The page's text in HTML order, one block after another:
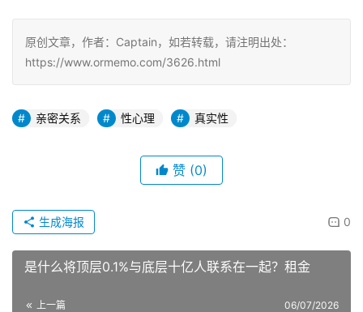
原创文章，作者：Captain，如若转载，请注明出处：
https://www.ormemo.com/3626.html
亲密关系 性心理 真实性
赞 (0)
0
生成海报
是什么将顶层0.1%与底层十亿人联系在一起？租金
上一篇 06/07/2026